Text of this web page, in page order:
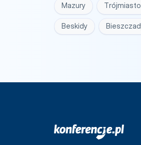
Mazury Trójmiasto
Beskidy